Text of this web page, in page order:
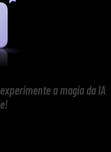
a magia da IA